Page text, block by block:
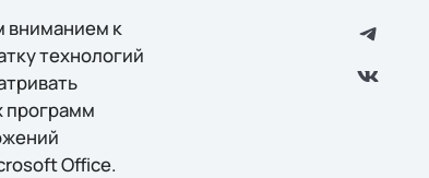
вниманием к
технологий
программ
Office.